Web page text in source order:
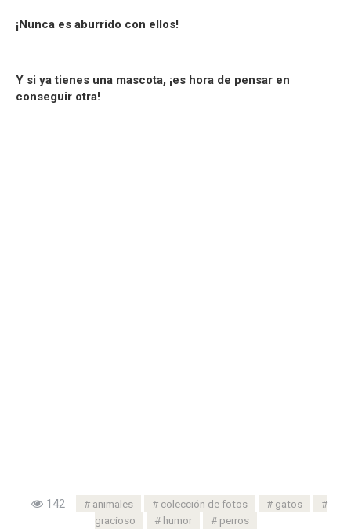
¡Nunca es aburrido con ellos!
Y si ya tienes una mascota, ¡es hora de pensar en
conseguir otra!
142 animales colección de fotos
gatos
gracioso
humor perros